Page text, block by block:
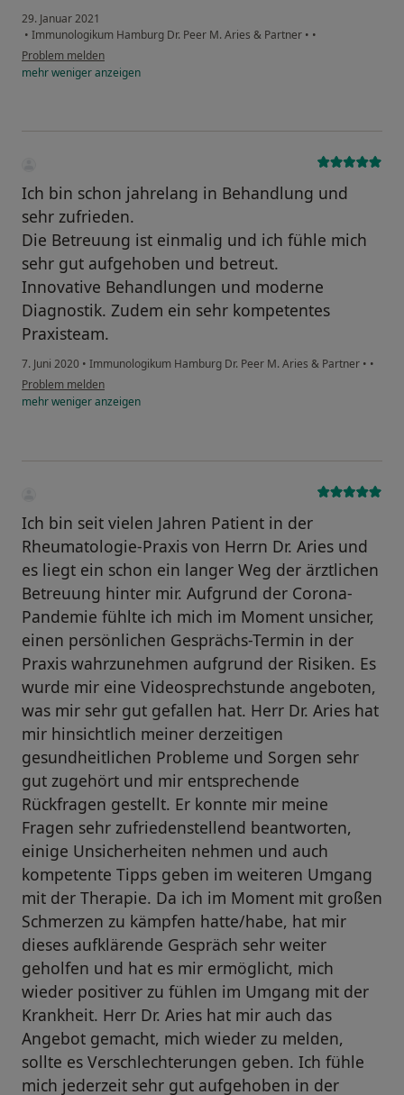
29. Januar 2021
• Immunologikum Hamburg Dr. Peer M. Aries & Partner • •
Problem melden
mehrwenigeranzeigen
Ich bin schon jahrelang in Behandlung und
sehr zufrieden.
Die Betreuung ist einmalig und ich fühle mich
sehr gut aufgehoben und betreut.
Innovative Behandlungen und moderne
Diagnostik. Zudem ein sehr kompetentes
Praxisteam.
7. Juni 2020 • Immunologikum Hamburg Dr. Peer M. Aries & Partner • •
Problem melden
mehrwenigeranzeigen
Ich bin seit vielen Jahren Patient in der
Rheumatologie-Praxis von Herrn Dr. Aries und
es liegt ein schon ein langer Weg der ärztlichen
Betreuung hinter mir. Aufgrund der Corona-
Pandemie fühlte ich mich im Moment unsicher,
einen persönlichen Gesprächs-Termin in der
Praxis wahrzunehmen aufgrund der Risiken. Es
wurde mir eine Videosprechstunde angeboten,
was mir sehr gut gefallen hat. Herr Dr. Aries hat
mir hinsichtlich meiner derzeitigen
gesundheitlichen Probleme und Sorgen sehr
gut zugehört und mir entsprechende
Rückfragen gestellt. Er konnte mir meine
Fragen sehr zufriedenstellend beantworten,
einige Unsicherheiten nehmen und auch
kompetente Tipps geben im weiteren Umgang
mit der Therapie. Da ich im Moment mit großen
Schmerzen zu kämpfen hatte/habe, hat mir
dieses aufklärende Gespräch sehr weiter
geholfen und hat es mir ermöglicht, mich
wieder positiver zu fühlen im Umgang mit der
Krankheit. Herr Dr. Aries hat mir auch das
Angebot gemacht, mich wieder zu melden,
sollte es Verschlechterungen geben. Ich fühle
mich jederzeit sehr gut aufgehoben in der